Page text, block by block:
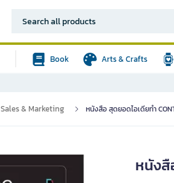
Book Arts & Crafts
Sales & Marketing หนังสือ สุดยอดไอเดียทำ
หนังสื